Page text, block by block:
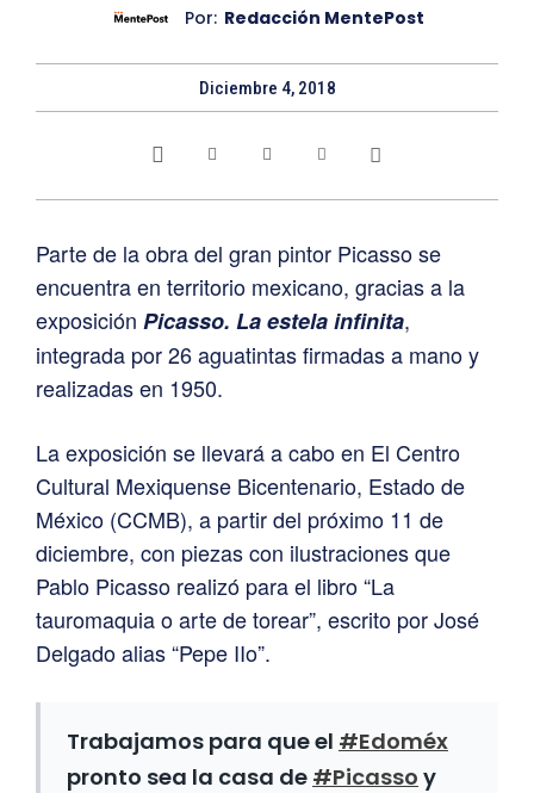
Por: Redacción MentePost
Diciembre 4, 2018
Parte de la obra del gran pintor Picasso se
encuentra en territorio mexicano, gracias a la
exposición Picasso. La estela infinita,
integrada por 26 aguatintas firmadas a mano y
realizadas en 1950.
La exposición se llevará a cabo en El Centro
Cultural Mexiquense Bicentenario, Estado de
México (CCMB), a partir del próximo 11 de
diciembre, con piezas con ilustraciones que
Pablo Picasso realizó para el libro “La
tauromaquia o arte de torear”, escrito por José
Delgado alias “Pepe IIo”.
Trabajamos para que el #Edoméx
pronto sea la casa de #Picasso y